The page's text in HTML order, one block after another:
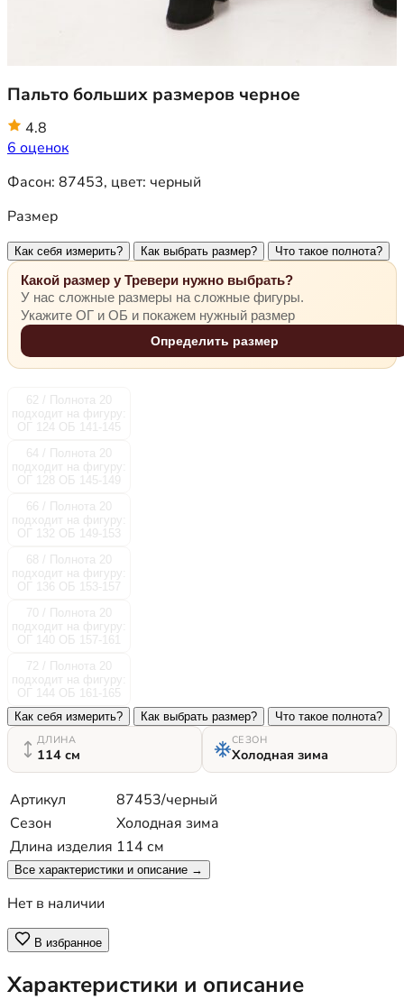
Пальто больших размеров черное
4.8
6 оценок
Фасон: 87453, цвет: черный
Размер
Как себя измерить? Как выбрать размер? Что такое полнота?
Какой размер у Тревери нужно выбрать?
У нас сложные размеры на сложные фигуры.
Укажите ОГ и ОБ и покажем нужный размер
Определить размер
62 / Полнота 20
подходит на фигуру:
ОГ 124 ОБ 141-145
64 / Полнота 20
подходит на фигуру:
ОГ 128 ОБ 145-149
66 / Полнота 20
подходит на фигуру:
ОГ 132 ОБ 149-153
68 / Полнота 20
подходит на фигуру:
ОГ 136 ОБ 153-157
70 / Полнота 20
подходит на фигуру:
ОГ 140 ОБ 157-161
72 / Полнота 20
подходит на фигуру:
ОГ 144 ОБ 161-165
Как себя измерить?
Как выбрать размер?
Что такое полнота?
ДЛИНА
114 см
СЕЗОН
Холодная зима
Артикул
87453/черный
Сезон
Холодная зима
Длина изделия 114 см
Все характеристики и описание →
Нет в наличии
В избранное
Характеристики и описание